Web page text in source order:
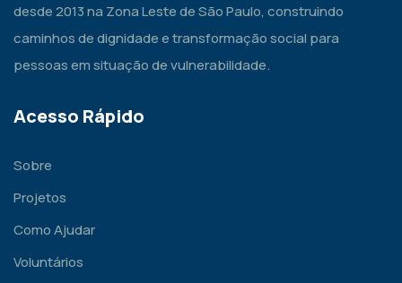
desde 2013 na Zona Leste de São Paulo, construindo
caminhos de dignidade e transformação social para
pessoas em situação de vulnerabilidade.
Acesso Rápido
Sobre
Projetos
Como Ajudar
Voluntários